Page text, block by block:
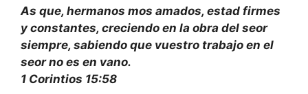
As que, hermanos mos amados, estad firmes
y constantes, creciendo en la obra del seor
siempre, sabiendo que vuestro trabajo en el
seor no es en vano.
1 Corintios 15:58